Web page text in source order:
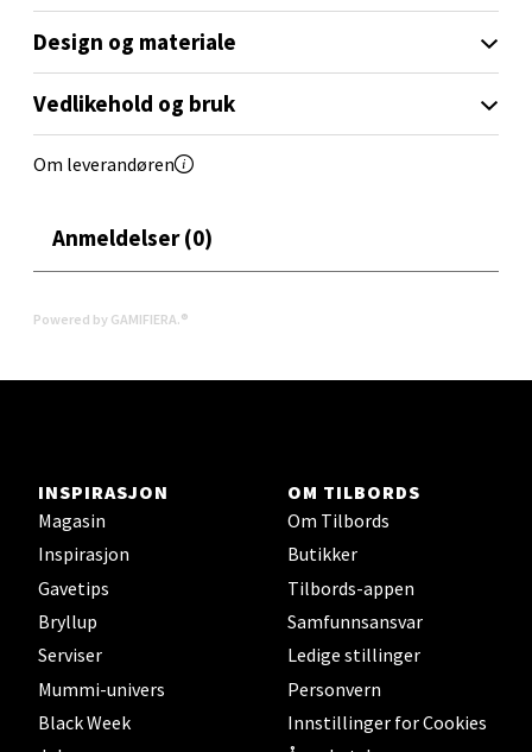
Design og materiale
Vedlikehold og bruk
Om leverandøren
Anmeldelser (0)
Powered by GAMIFIERA.®
INSPIRASJON
Magasin
Inspirasjon
Gavetips
Bryllup
Serviser
Mummi-univers
Black Week
OM TILBORDS
Om Tilbords
Butikker
Tilbords-appen
Samfunnsansvar
Ledige stillinger
Personvern
Innstillinger for Cookies
Åpent i dag 10-17
0 i butikk
Oslo - Linderud
Åpent i dag 10-19
Bryne/Jæren - M44
Jupiterveien 2, 4340 Bryne
Åpent i dag 10-18
0 i butikk
Velg